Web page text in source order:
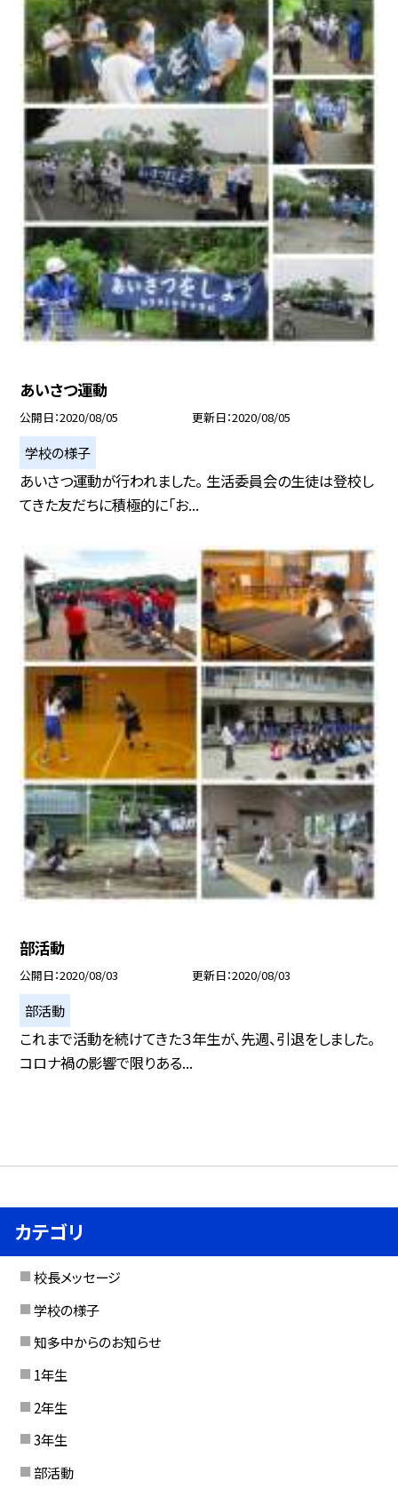
あいさつ運動
公開日 2020/08/05 更新日 2020/08/05
学校の様子
あいさつ運動が行われました。 生活委員会の生徒は登校し
てきた友だちに積極的に「お...
部活動
公開日 2020/08/03 更新日 2020/08/03
部活動
これまで活動を続けてきた３年生が、先週、引退をしました。
コロナ禍の影響で限りある...
カテゴリ
校長メッセージ
学校の様子
知多中からのお知らせ
1年生
2年生
3年生
部活動